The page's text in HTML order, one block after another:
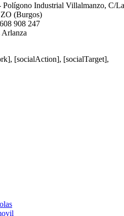
Industrial Villalmanzo, C/La
(Burgos)
908 247
[socialAction], [socialTarget],